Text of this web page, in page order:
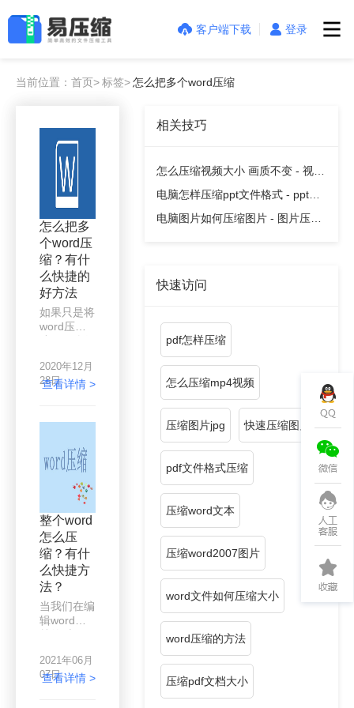
客户端下载 登录
当前位置：首页>标签>怎么把多个word压缩
怎么把多
个word压
缩？有什
么快捷的
好方法
如果只是将
word压
软件都可以
支持，但是
快的话，那
下载压缩软
件进行，客
户端比在线
操作更快。
2020年12月
28日
查看详情 >
整个word
怎么压
缩？有什
么快捷方
法？
当我们在编
辑word文
有下意识的
去控制文档
2021年06月
07日
查看详情 >
相关技巧
怎么压缩视频大小 画质不变 - 视频
压缩教程
电脑怎样压缩ppt文件格式 - ppt压
缩教程
电脑图片如何压缩图片 - 图片压缩
快速访问
pdf怎样压缩
怎么压缩mp4视频
压缩图片jpg 快速压缩图片
pdf文件格式压缩
压缩word文本
压缩word2007图片
word文件如何压缩大小
word压缩的方法
压缩pdf文档大小